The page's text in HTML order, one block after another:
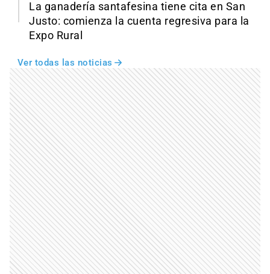
La ganadería santafesina tiene cita en San
Justo: comienza la cuenta regresiva para la
Expo Rural
Ver todas las noticias